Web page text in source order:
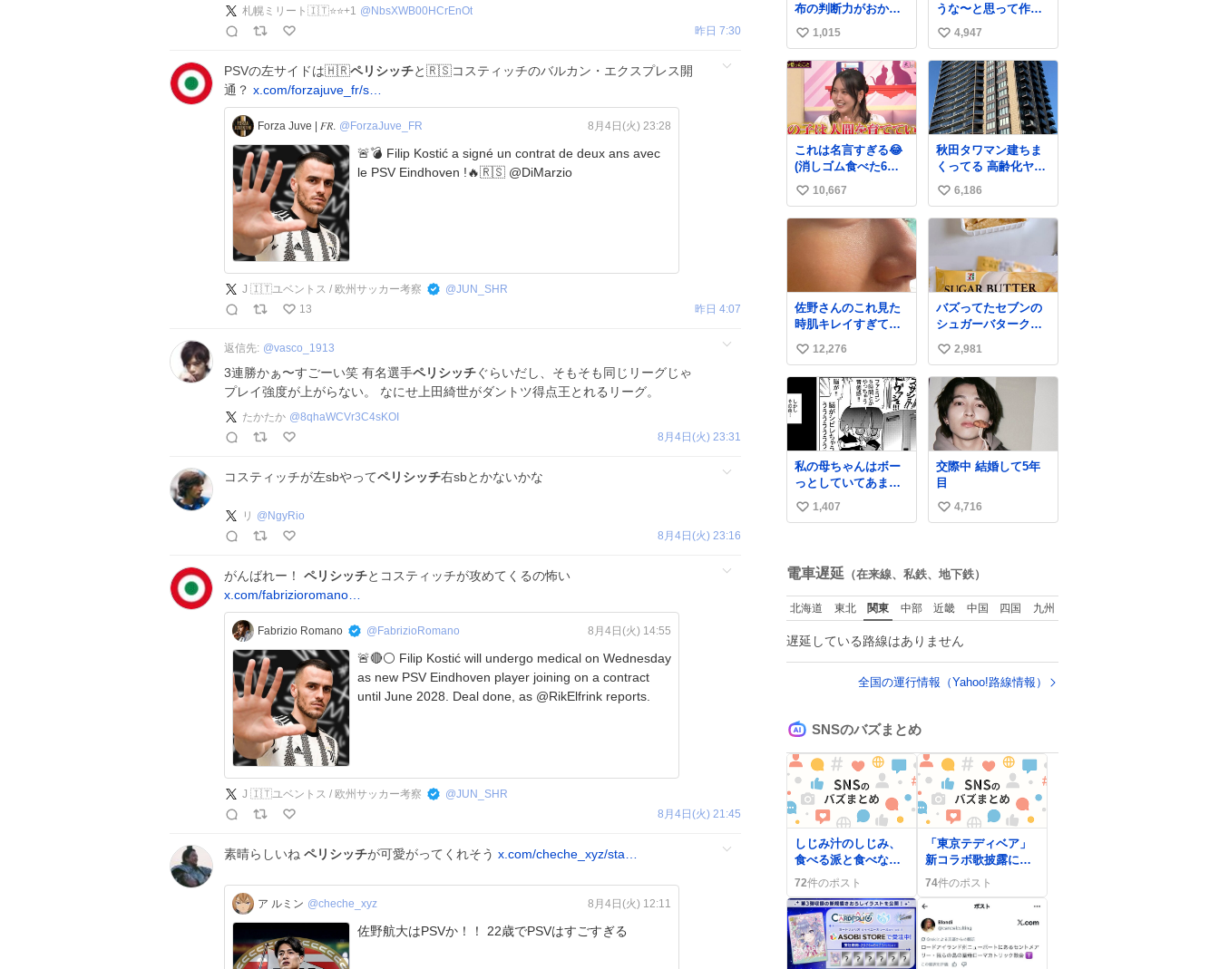
札幌ミリート🇮🇹⭐️⭐️+1 @ NbsXWB00HCrEnOt
昨日 7:30
PSVの左サイドは🇭🇷ペリシッチと🇷🇸コスティッチのバルカン・エクスプレス開
通？ x.com/forzajuve_fr/s…
Forza Juve | 𝐹𝑅. @ForzaJuve_FR 8月4日(火) 23:28
🚨💣 Filip Kostić a signé un contrat de deux ans avec
le PSV Eindhoven !🔥🇷🇸 @DiMarzio
J 🇮🇹ユベントス / 欧州サッカー考察 @JUN_SHR
13
昨日 4:07
返信先: @vasco_1913
3連勝かぁ〜すごーい笑 有名選手ペリシッチぐらいだし、そもそも同じリーグじゃ
プレイ強度が上がらない。 なにせ上田綺世がダントツ得点王とれるリーグ。
たかたか @8qhaWCVr3C4sKOI
8月4日(火) 23:31
コスティッチが左sbやってペリシッチ右sbとかないかな
リ @ NgyRio
8月4日(火) 23:16
がんばれー！ ペリシッチとコスティッチが攻めてくるの怖い
x.com/fabrizioromano…
Fabrizio Romano @FabrizioRomano 8月4日(火) 14:55
🚨🔴⚪️ Filip Kostić will undergo medical on Wednesday
as new PSV Eindhoven player joining on a contract
until June 2028. Deal done, as @RikElfrink reports.
J 🇮🇹ユベントス / 欧州サッカー考察 @JUN_SHR
8月4日(火) 21:45
素晴らしいね ペリシッチが可愛がってくれそう x.com/cheche_xyz/sta…
ア ルミン @cheche_xyz 8月4日(火) 12:11
佐野航大はPSVか！！ 22歳でPSVはすごすぎる
布の判断力がおかし
くなる。
い
い
ね
数
1,015
うな〜と思って作っ
たら想像の何倍も美
味しい美味しい言っ
てくれて嬉しい
い
い
ね
数
4,947
これは名言すぎる😂
(消しゴム食べた6歳
の弟を思い出しなが
ら)い
い
10,667
秋田タワマン建ちま
くってる 高齢化ヤバ
すぎて駅前にコンパ
クトシティつくって
高齢者を住ませる考
えらしい 病院も全部
い
い
ね
6,186
佐野さんのこれ見た
時肌キレイすぎてび
っくりしたし、やは
りアイドルって体型･
肌管理すごすぎる
い
い
ね
数
12,276
バズってたセブンの
シュガーバタークレ
ープうますぎて
7NOWで買い溜め🛒
💭
い
い
ね
数
2,981
私の母ちゃんはボー
っとしていてあまり
細かい事を気にしま
せん。優秀な人の多
な母親ではないかも
しれません。でも、
だからこそ、私はそ
ういう母親が大好き
くリラックスしま
す。「優秀」と「良
い」は別なんですよ
い
数
1,407
交際中 結婚して5年
目
い
数
4,716
電車遅延 （在来線、私鉄、地下鉄）
北海道 東北 関東 中部 近畿 中国 四国 九州
遅延している路線はありません
全国の運行情報（Yahoo!路線情報）
SNSのバズまとめ
しじみ汁のしじみ、
食べる派と食べない
派でSNSが盛り上が
り、全国で議論が広
がる
72件のポスト
「東京テディベア」
新コラボ歌披露にフ
ァン歓喜「やった
ぁ！」と熱狂
74件のポスト